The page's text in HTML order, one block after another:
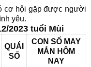
cơ hội gặp được người
yêu.
2023 tuổi Mùi
QUÁI
SỐ
CON SỐ MAY
MẮN HÔM
NAY